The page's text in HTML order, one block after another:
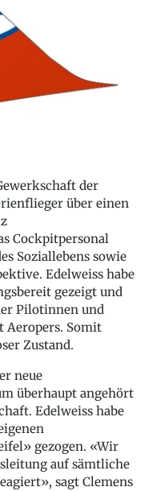
der
über einen
Cockpitpersonal
Soziallebens sowie
Edelweiss habe
gezeigt und
Pilotinnen und
Somit
Zustand.
neue
überhaupt angehört
Edelweiss habe
gezogen. «Wir
auf sämtliche
sagt Clemens